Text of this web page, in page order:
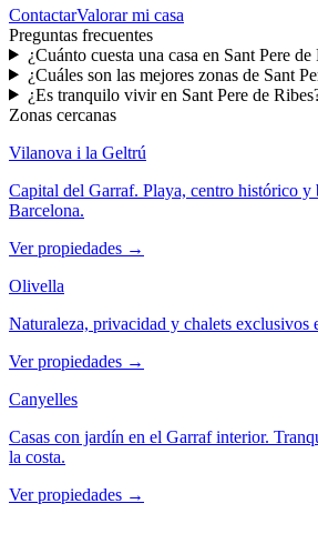
ContactarValorar mi casa
Preguntas frecuentes
¿Cuánto cuesta una casa en Sant Pere de
¿Cuáles son las mejores zonas de Sant
¿Es tranquilo vivir en Sant Pere de
Zonas cercanas
Vilanova i la Geltrú
Capital del Garraf. Playa, centro histórico y
Barcelona.
Ver propiedades →
Olivella
Naturaleza, privacidad y chalets exclusivos
Ver propiedades →
Canyelles
Casas con jardín en el Garraf interior.
la costa.
Ver propiedades →